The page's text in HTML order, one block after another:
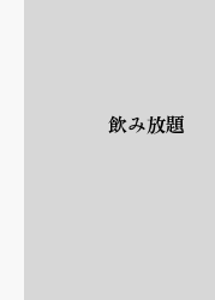
飲み放題